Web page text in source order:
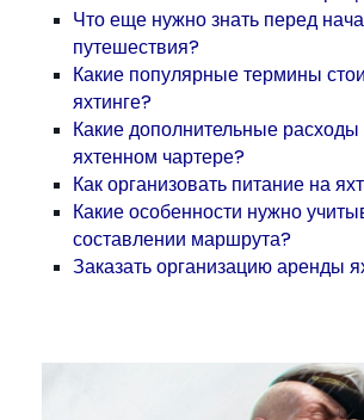
Что еще нужно знать перед
путешествия?
Какие популярные термины
яхтинге?
Какие дополнительные расходы
яхтенном чартере?
Как организовать питание на
Какие особенности нужно
составлении маршрута?
Заказать организацию аренды